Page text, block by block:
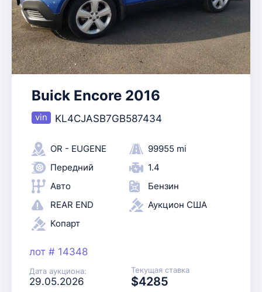
Buick Encore 2016
KL4CJASB7GB587434
OR - EUGENE
99955 mi
Передний
1.4
Авто
Бензин
REAR END
Аукцион США
Копарт
лот # 14348
Дата аукциона:
29.05.2026
Текущая ставка
$4285